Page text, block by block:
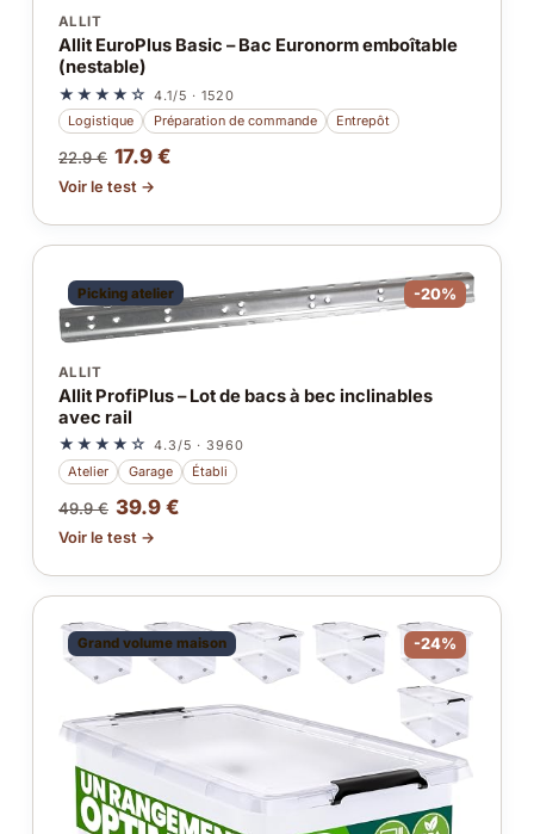
ALLIT
Allit EuroPlus Basic – Bac Euronorm emboîtable
(nestable)
★★★★☆ 4.1/5 · 1520
Logistique
Préparation de commande Entrepôt
22.9 € 17.9 €
Voir le test →
Picking atelier -20%
ALLIT
Allit ProfiPlus – Lot de bacs à bec inclinables
avec rail
★★★★☆ 4.3/5 · 3960
Atelier
Garage Établi
49.9 € 39.9 €
Voir le test →
Grand volume maison -24%